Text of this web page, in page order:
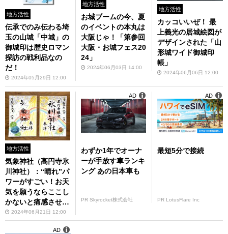
地方活性
伝承でのみ伝わる埼
玉の山城「中城」の
御城印は歴史ロマン
探訪の戦利品なの
だ！
2024年05月29日 12:00
地方活性
お城ブームの今、夏
のイベントの本丸は
大阪じゃ！「第参回
大阪・お城フェス20
24」
2024年06月03日 14:00
地方活性
カッコいいぜ！ 最
上義光の居城絵図が
デザインされた「山
形城ワイド御城印
帳」
2024年06月06日 12:00
地方活性
気象神社（高円寺氷
川神社）：“晴れ”パ
ワーがすごい！お天
気を願うならここし
かないと痛感させて
くれる場所
2024年06月21日 12:00
わずか1年でオーナ
ーが手放す車ランキ
ング あの日本車も
PR Skyrocket株式会社
AD
最短5分で接続
PR LotusFlare Inc
AD
AD